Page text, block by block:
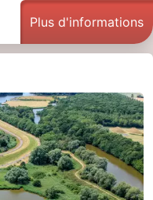
Plus d'informations